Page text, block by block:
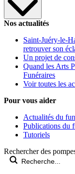
Nos actualités
Saint-Juéry-le-
retrouver son
Un projet de
Quand les Arts
Funéraires
Voir toutes les
Pour vous aider
Actualités du
Publications du
Tutoriels
Rechercher des